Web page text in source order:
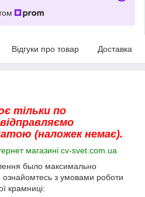
Відгуки про товар Доставка
тільки по
(наложек немає).
магазині cv-svet.com.ua
было максимально
з умовами роботи
крамниці: